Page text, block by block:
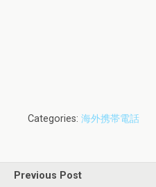
Categories: 海外携帯電話
Previous Post